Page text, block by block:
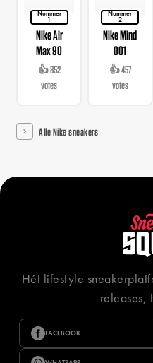
Nummer
1
Nike Air
Max 90
👍 852
votes
Nummer
2
Nike Mind
001
👍 457
votes
Alle Nike sneakers
Hét lifestyle
releases,
FACEBOOK